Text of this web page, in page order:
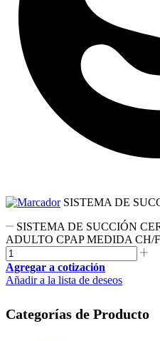
SISTEMA DE
SISTEMA DE SUCCIÓN
ADULTO CPAP MEDIDA CH/
Agregar a cotización
Añadir a la lista de deseos
Categorías de Producto